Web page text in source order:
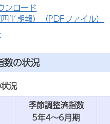
ンロード
半期報）（PDFファイル）
数の状況
況
季節調整済指数
5年4～6月期